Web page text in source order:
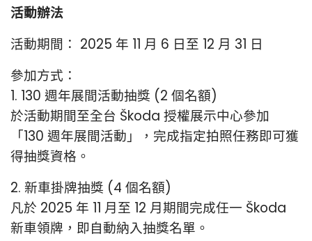
活動辦法
活動期間： 2025 年 11 月 6 日至 12 月 31 日
參加方式：
1. 130 週年展間活動抽獎 (2 個名額)
於活動期間至全台 Škoda 授權展示中心參加
「130 週年展間活動」，完成指定拍照任務即可獲
得抽獎資格。
2. 新車掛牌抽獎 (4 個名額)
凡於 2025 年 11 月至 12 月期間完成任一 Škoda
新車領牌，即自動納入抽獎名單。